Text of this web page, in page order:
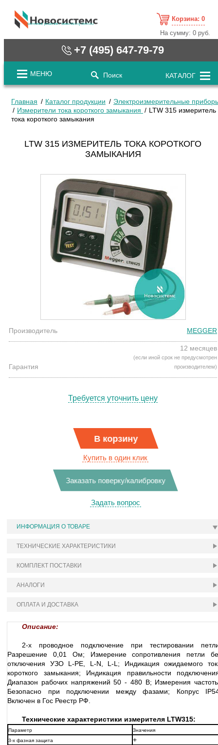
cистемные решения / www.novosystems.ru
Корзина: 0
На сумму:0 руб.
+7 (495) 647-79-79
МЕНЮ Поиск КАТАЛОГ
Главная Каталог продукции
Электроизмерительные
Измерители тока короткого замыкания
LTW 315 измеритель
тока короткого замыкания
LTW 315 ИЗМЕРИТЕЛЬ ТОКА КОРОТКОГО
ЗАМЫКАНИЯ
Производитель MEGGER
Гарантия
12 месяцев
(если иной срок не предусмотрен
производителем)
Требуется уточнить цену
В корзину
Купить в один клик
Заказать поверку/калибровку
Задать вопрос
ИНФОРМАЦИЯ О ТОВАРЕ
ТЕХНИЧЕСКИЕ ХАРАКТЕРИСТИКИ
КОМПЛЕКТ ПОСТАВКИ
АНАЛОГИ
ОПЛАТА И ДОСТАВКА
Описание:
2-х проводное подключение при тестировании
Разрешение 0,01 Ом; Измерение сопротивления петли
отключения УЗО L-PE, L-N, L-L; Индикация ожидаемого
короткого замыкания; Индикация правильности
Диапазон рабочих напряжений 50 - 480 В; Измерения
Безопасно при подключении между фазами; Копрус
Включен в Гос Реестр РФ.
Технические характеристики измерителя LTW315:
Параметр
Значения
3-х фазная защита
+